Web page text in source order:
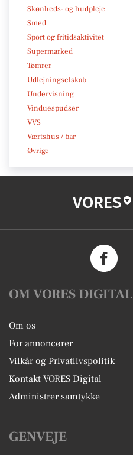
Skønheds- og hudpleje
Smed
Sport og fritidsaktivitet
Supermarked
Tømrer
Udlejningselskab
Undervisning
Vinduespudser
VVS
Værtshus / bar
Øvrige
VORES
OM VORES DIGITAL
Om os
For annoncører
Vilkår og Privatlivspolitik
Kontakt VORES Digital
Administrer samtykke
GENVEJE